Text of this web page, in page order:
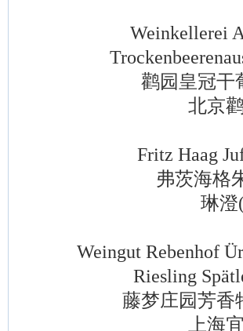
Weinkellerei
鹳园皇冠干葡
北京鹳
Fritz Haag
弗茨海格朱
琳澄(
Weingut Rebenhof
Riesling
藤梦庄园芳香
上海宜